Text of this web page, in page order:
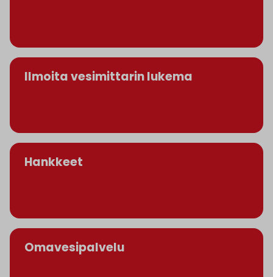
Ilmoita vesimittarin lukema
Hankkeet
Omavesipalvelu